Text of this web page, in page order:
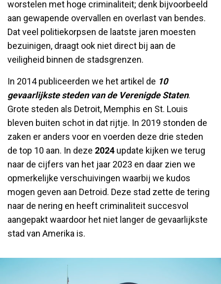
worstelen met hoge criminaliteit; denk bijvoorbeeld
aan gewapende overvallen en overlast van bendes.
Dat veel politiekorpsen de laatste jaren moesten
bezuinigen, draagt ook niet direct bij aan de
veiligheid binnen de stadsgrenzen.
In 2014 publiceerden we het artikel de 10
gevaarlijkste steden van de Verenigde Staten.
Grote steden als Detroit, Memphis en St. Louis
bleven buiten schot in dat rijtje. In 2019 stonden de
zaken er anders voor en voerden deze drie steden
de top 10 aan. In deze 2024 update kijken we terug
naar de cijfers van het jaar 2023 en daar zien we
opmerkelijke verschuivingen waarbij we kudos
mogen geven aan Detroid. Deze stad zette de tering
naar de nering en heeft criminaliteit succesvol
aangepakt waardoor het niet langer de gevaarlijkste
stad van Amerika is.